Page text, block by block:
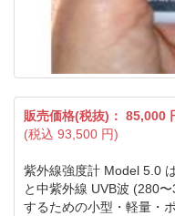
販売価格(税抜)： 85,000
(税込 93,500 円)
紫外線強度計 Model 5.0
と中紫外線 UVB波 (280
するための小型・軽量・